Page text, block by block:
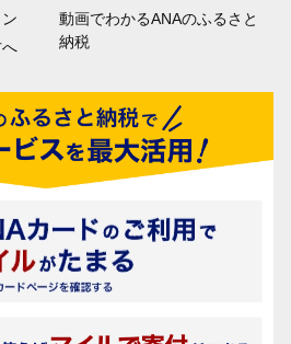
動画でわかるANAのふるさと
納税